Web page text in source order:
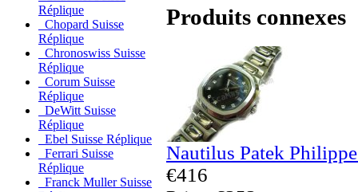
Réplique
Chopard Suisse
Réplique
Chronoswiss Suisse
Réplique
Corum Suisse
Réplique
DeWitt Suisse
Réplique
Ebel Suisse Réplique
Ferrari Suisse
Réplique
Franck Muller Suisse
Produits connexes
Nautilus Patek
€416